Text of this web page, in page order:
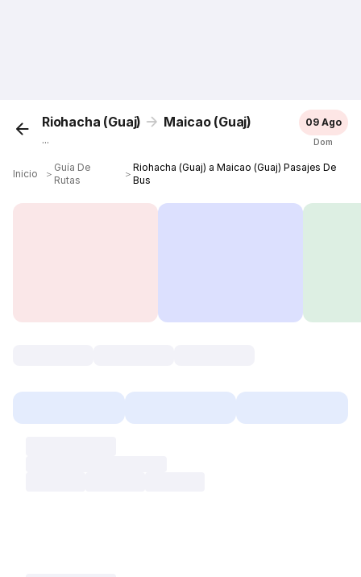
Riohacha (Guaj) Maicao (Guaj)
...
09 Ago
Dom
Inicio ＞
Guía De
Rutas
＞
Riohacha (Guaj) a Maicao (Guaj) Pasajes De
Bus